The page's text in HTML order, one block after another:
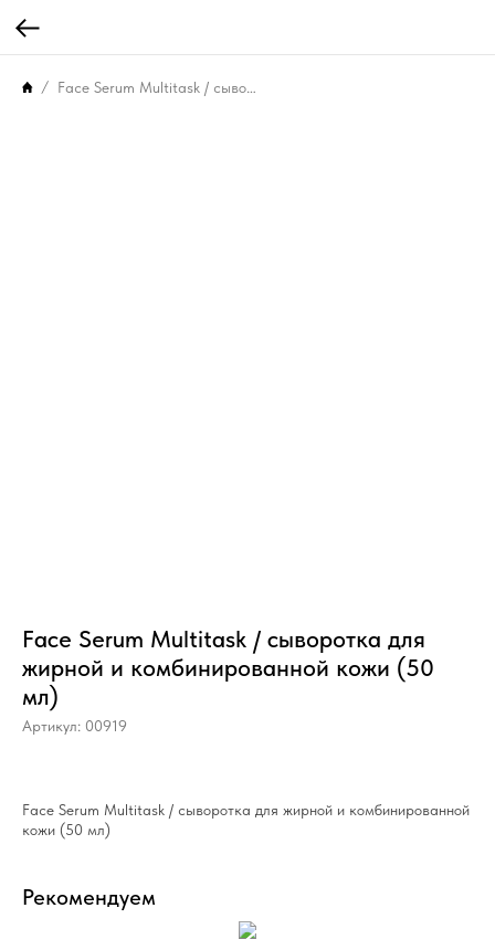
Face Serum Multitask / сыворотка для жирной и комбинированной кожи (50 мл)
Face Serum Multitask / сыворотка для
жирной и комбинированной кожи (50
мл)
Артикул: 00919
Face Serum Multitask / сыворотка для жирной и комбинированной
кожи (50 мл)
Рекомендуем